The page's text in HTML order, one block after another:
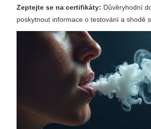
Zeptejte se na certifikáty: Důvěryhodní
poskytnout informace o testování a shodě